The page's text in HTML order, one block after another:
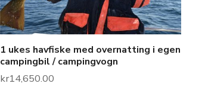
1 ukes havfiske med overnatting i egen
campingbil / campingvogn
kr14,650.00